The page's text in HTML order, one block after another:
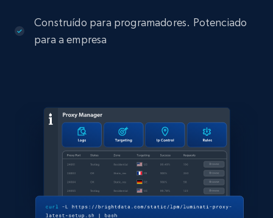
Construído para programadores. Potenciado
para a empresa